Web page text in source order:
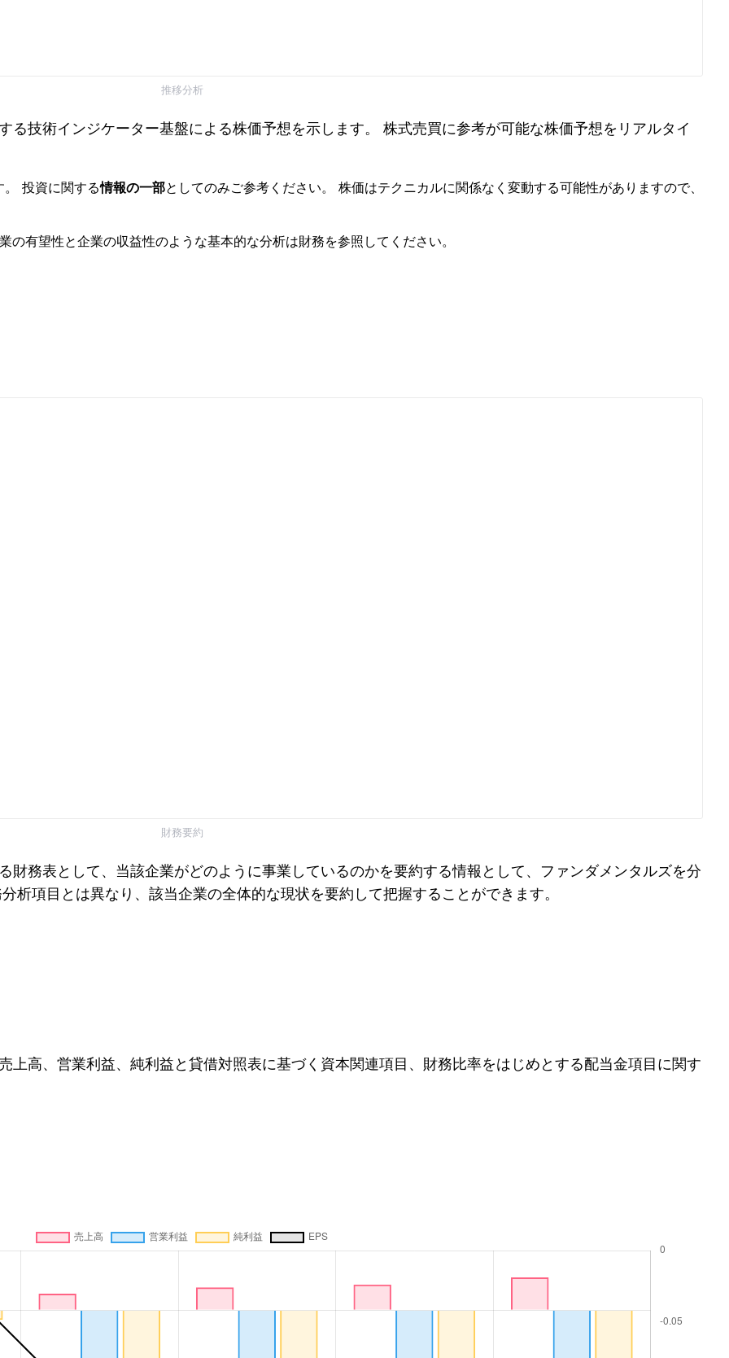
推移分析
る技術インジケーター基盤による株価予想を示します。 株式売買に参考が可能な株価予想をリアルタイ
。 投資に関する情報の一部としてのみご参考ください。 株価はテクニカルに関係なく変動する可能性がありますので、
有望性と企業の収益性のような基本的な分析は財務を参照してください。
財務要約
財務表として、当該企業がどのように事業しているのかを要約する情報として、ファンダメンタルズを分
析項目とは異なり、該当企業の全体的な現状を要約して把握することができます。
上高、営業利益、純利益と貸借対照表に基づく資本関連項目、財務比率をはじめとする配当金項目に関す